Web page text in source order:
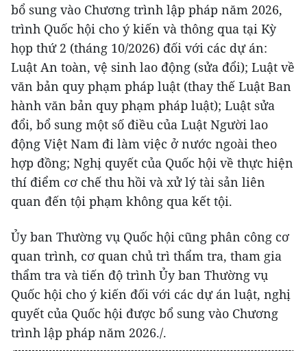
bổ sung vào Chương trình lập pháp năm 2026,
trình Quốc hội cho ý kiến và thông qua tại Kỳ
họp thứ 2 (tháng 10/2026) đối với các dự án:
Luật An toàn, vệ sinh lao động (sửa đổi); Luật về
văn bản quy phạm pháp luật (thay thế Luật Ban
hành văn bản quy phạm pháp luật); Luật sửa
đổi, bổ sung một số điều của Luật Người lao
động Việt Nam đi làm việc ở nước ngoài theo
hợp đồng; Nghị quyết của Quốc hội về thực hiện
thí điểm cơ chế thu hồi và xử lý tài sản liên
quan đến tội phạm không qua kết tội.
Ủy ban Thường vụ Quốc hội cũng phân công cơ
quan trình, cơ quan chủ trì thẩm tra, tham gia
thẩm tra và tiến độ trình Ủy ban Thường vụ
Quốc hội cho ý kiến đối với các dự án luật, nghị
quyết của Quốc hội được bổ sung vào Chương
trình lập pháp năm 2026./.